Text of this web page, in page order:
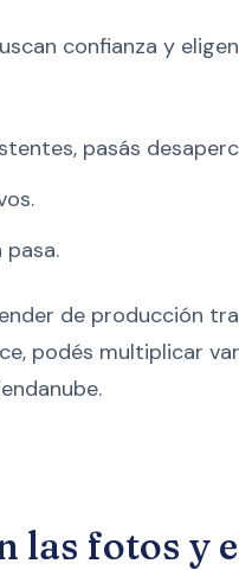
confianza y
pasás
de producción
podés multiplicar
las fotos y